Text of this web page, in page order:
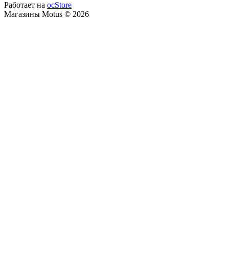
Работает на ocStore
Магазины Motus © 2026